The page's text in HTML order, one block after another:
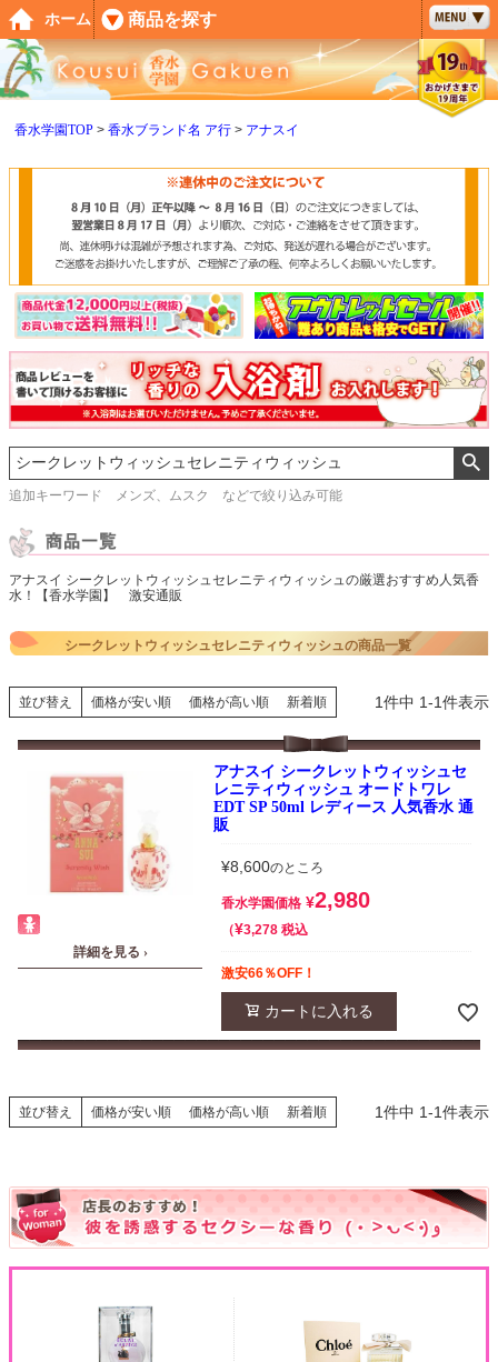
香水学園TOP 香水ブランド名 ア行 アナスイ
追加キーワード メンズ、ムスク などで絞り込み可能
アナスイ シークレットウィッシュセレニティウィッシュの厳選おすすめ人気香
水！【香水学園】 激安通販
シークレットウィッシュセレニティウィッシュの商品一覧
並び替え 価格が安い順 価格が高い順 新着順 1件中 1-1件表示
詳細を見る ›
アナスイ シークレットウィッシュセ
レニティウィッシュ オードトワレ
EDT SP 50ml レディース 人気香水 通
販
¥8,600のところ
香水学園価格 ¥2,980
¥3,278 税込
激安66％OFF！
カートに入れる
並び替え 価格が安い順 価格が高い順 新着順 1件中 1-1件表示
ペー
ジト
ップ
へ
ホーム 商品を探す